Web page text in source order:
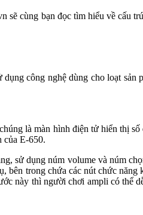
cùng bạn đọc tìm hiểu về cấu
công nghệ dùng cho loạt sản
là màn hình điện tử hiển thị
của E-650.
sử dụng núm volume và núm
bên trong chứa các nút chức năng
này thì người chơi ampli có thể